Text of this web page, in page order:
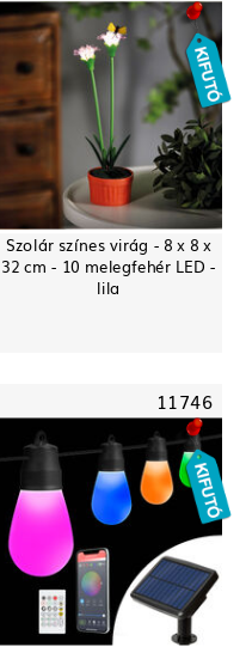
Szolár színes virág - 8 x 8 x
32 cm - 10 melegfehér LED -
lila
11746